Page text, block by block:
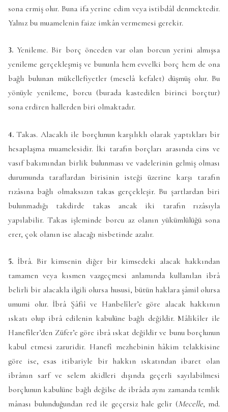
sona ermiş olur. Buna ifa yerine edim veya istibdâl denmektedir.
Yalnız bu muamelenin faize imkân vermemesi gerekir.
3. Yenileme. Bir borç önceden var olan borcun yerini almışsa
yenileme gerçekleşmiş ve bununla hem evvelki borç hem de ona
bağlı bulunan mükellefiyetler (meselâ kefalet) düşmüş olur. Bu
yönüyle yenileme, borcu (burada kastedilen birinci borçtur)
sona erdiren hallerden biri olmaktadır.
4. Takas. Alacaklı ile borçlunun karşılıklı olarak yaptıkları bir
hesaplaşma muamelesidir. İki tarafın borçları arasında cins ve
vasıf bakımından birlik bulunması ve vadelerinin gelmiş olması
durumunda taraflardan birisinin isteği üzerine karşı tarafın
rızâsına bağlı olmaksızın takas gerçekleşir. Bu şartlardan biri
bulunmadığı takdirde takas ancak iki tarafın rızâsıyla
yapılabilir. Takas işleminde borcu az olanın yükümlülüğü sona
erer, çok olanın ise alacağı nisbetinde azalır.
5. İbrâ. Bir kimsenin diğer bir kimsedeki alacak hakkından
tamamen veya kısmen vazgeçmesi anlamında kullanılan ibrâ
belirli bir alacakla ilgili olursa hususi, bütün haklara şâmil olursa
umumi olur. İbrâ Şâfiî ve Hanbelîler’e göre alacak hakkının
ıskatı olup ibrâ edilenin kabulüne bağlı değildir. Mâlikîler ile
Hanefîler’den Züfer’e göre ibrâ ıskat değildir ve bunu borçlunun
kabul etmesi zaruridir. Hanefî mezhebinin hâkim telakkisine
göre ise, esas itibariyle bir hakkın ıskatından ibaret olan
ibrânın sarf ve selem akidleri dışında geçerli sayılabilmesi
borçlunun kabulüne bağlı değilse de ibrâda aynı zamanda temlik
mânası bulunduğundan red ile geçersiz hale gelir (Mecelle, md.